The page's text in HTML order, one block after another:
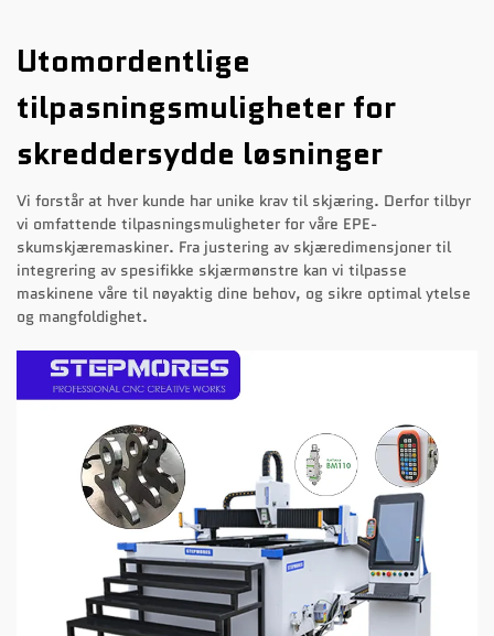
Utomordentlige
tilpasningsmuligheter for
skreddersydde løsninger
Vi forstår at hver kunde har unike krav til skjæring. Derfor tilbyr
vi omfattende tilpasningsmuligheter for våre EPE-
skumskjæremaskiner. Fra justering av skjæredimensjoner til
integrering av spesifikke skjærmønstre kan vi tilpasse
maskinene våre til nøyaktig dine behov, og sikre optimal ytelse
og mangfoldighet.